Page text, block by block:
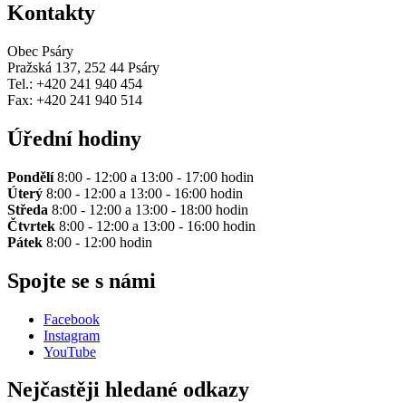
Kontakty
Obec Psáry
Pražská 137, 252 44 Psáry
Tel.: +420 241 940 454
Fax: +420 241 940 514
Úřední hodiny
Pondělí8:00 - 12:00 a 13:00 - 17:00 hodin
Úterý 8:00 - 12:00 a 13:00 - 16:00 hodin
Středa 8:00 - 12:00 a 13:00 - 18:00 hodin
Čtvrtek 8:00 - 12:00 a 13:00 - 16:00 hodin
Pátek 8:00 - 12:00 hodin
Spojte se s námi
Facebook
Instagram
YouTube
Nejčastěji hledané odkazy